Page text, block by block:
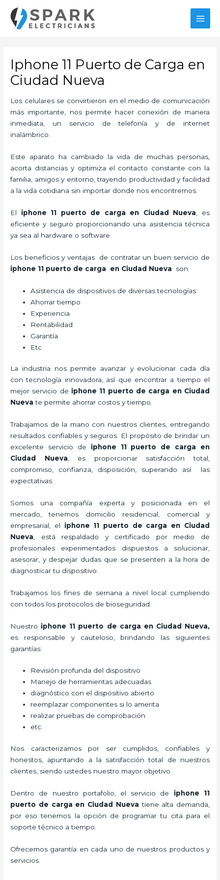
contenido
Iphone 11 Puerto de Carga en
Ciudad Nueva
Los celulares se convirtieron en el medio de comunicación
más importante, nos permite hacer conexión de manera
inmediata, un servicio de telefonía y de internet
inalámbrico.
Este aparato ha cambiado la vida de muchas personas,
acorta distancias y optimiza el contacto constante con la
familia, amigos y entorno, trayendo productividad y facilidad
a la vida cotidiana sin importar donde nos encontremos.
El iphone 11 puerto de carga en Ciudad Nueva , es
eficiente y seguro proporcionando una asistencia técnica
ya sea al hardware o software.
Los beneficios y ventajas de contratar un buen servicio de
iphone 11 puerto de carga
en Ciudad Nueva son:
Asistencia de dispositivos de diversas tecnologías
Ahorrar tiempo
Experiencia
Rentabilidad
Garantía
Etc.
La industria nos permite avanzar y evolucionar cada día
con tecnología innovadora, así que encontrar a tiempo el
mejor servicio de iphone 11 puerto de carga en Ciudad
Nueva te permite ahorrar costos y tiempo.
Trabajamos de la mano con nuestros clientes, entregando
resultados confiables y seguros. El propósito de brindar un
excelente servicio de iphone 11 puerto de carga en
Ciudad Nueva , es proporcionar satisfacción total,
compromiso, confianza, disposición, superando así las
expectativas.
Somos una compañía experta y posicionada en el
mercado, tenemos domicilio residencial, comercial y
empresarial, el iphone 11 puerto de carga en Ciudad
Nueva , está respaldado y certificado por medio de
profesionales experimentados dispuestos a solucionar,
asesorar, y despejar dudas que se presenten a la hora de
diagnosticar tu dispositivo.
Trabajamos los fines de semana a nivel local cumpliendo
con todos los protocolos de bioseguridad.
Nuestro iphone 11 puerto de carga en Ciudad Nueva,
es responsable y cauteloso, brindando las siguientes
garantías:
Revisión profunda del dispositivo
Manejo de herramientas adecuadas
diagnóstico con el dispositivo abierto
reemplazar componentes si lo amerita
realizar pruebas de comprobación
etc.
Nos caracterizamos por ser cumplidos, confiables y
honestos, apuntando a la satisfacción total de nuestros
clientes, siendo ustedes nuestro mayor objetivo.
Dentro de nuestro portafolio, el servicio de iphone 11
puerto de carga en Ciudad Nueva tiene alta demanda,
por eso tenemos la opción de programar tu cita para el
soporte técnico a tiempo.
Ofrecemos garantía en cada uno de nuestros productos y
servicios.